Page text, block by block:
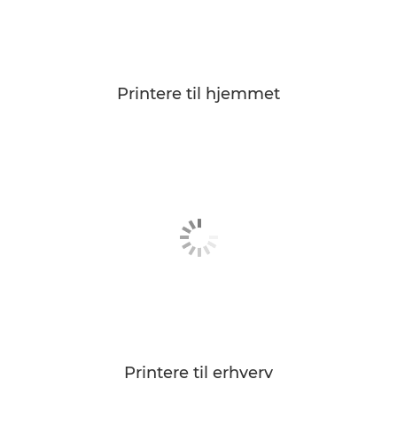
Printere til hjemmet
Printere til erhverv